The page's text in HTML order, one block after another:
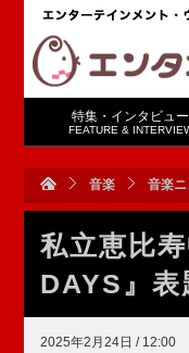
特集・インタビュー
FEATURE &
音楽 音楽
私立恵比
DAYS』表
2025年2月24日 / 12:00